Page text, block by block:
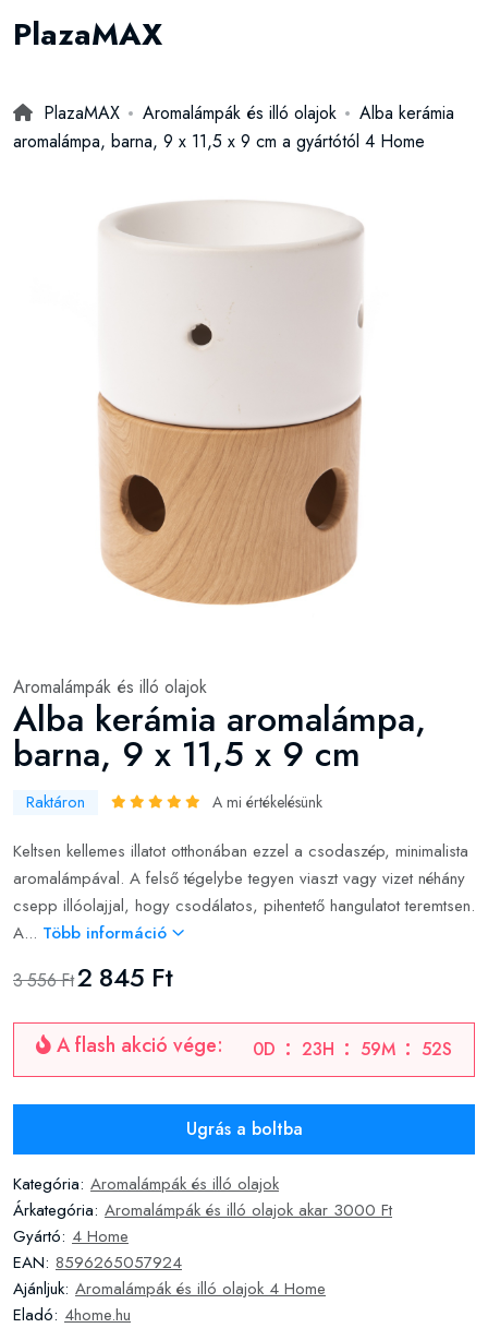
PlazaMAX
PlazaMAX Aromalámpák és illó olajok
Alba kerámia
aromalámpa, barna, 9 x 11,5 x 9 cm a gyártótól 4 Home
Aromalámpák és illó olajok
Alba kerámia aromalámpa,
barna, 9 x 11,5 x 9 cm
Raktáron A mi értékelésünk
Keltsen kellemes illatot otthonában ezzel a csodaszép, minimalista
aromalámpával. A felső tégelybe tegyen viaszt vagy vizet néhány
csepp illóolajjal, hogy csodálatos, pihentető hangulatot teremtsen.
A... Több információ
3 556 Ft2 845 Ft
A flash akció vége: 0D 23H 59M 51S
Ugrás a boltba
Kategória: Aromalámpák és illó olajok
Árkategória: Aromalámpák és illó olajok akar 3000 Ft
Gyártó: 4 Home
EAN: 8596265057924
Ajánljuk: Aromalámpák és illó olajok 4 Home
Eladó: 4home.hu